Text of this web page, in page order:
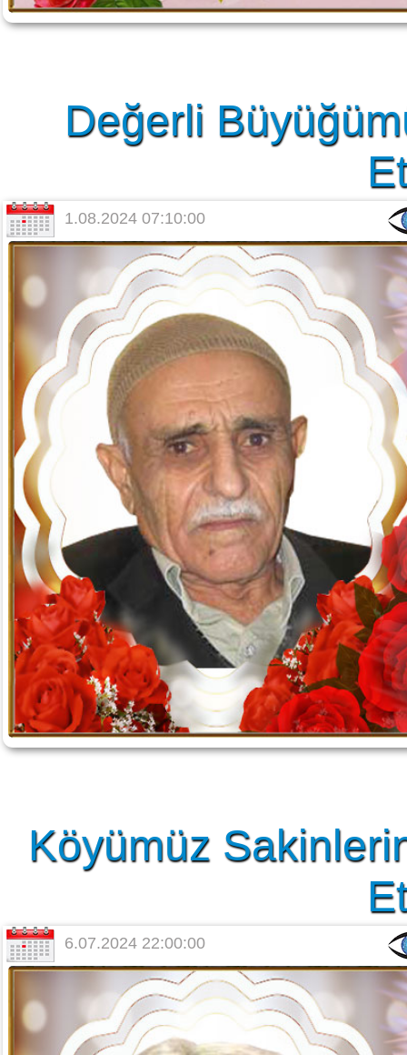
Değerli
1.08.2024 07:10:00
Köyümüz
6.07.2024 22:00:00